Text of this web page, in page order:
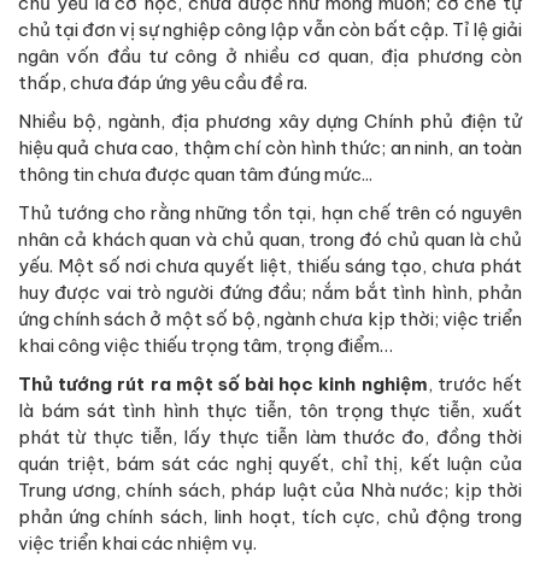
chủ tại đơn vị sự nghiệp công lập vẫn còn bất cập. Tỉ lệ giải
ngân vốn đầu tư công ở nhiều cơ quan, địa phương còn
thấp, chưa đáp ứng yêu cầu đề ra.
Nhiều bộ, ngành, địa phương xây dựng Chính phủ điện tử
hiệu quả chưa cao, thậm chí còn hình thức; an ninh, an toàn
thông tin chưa được quan tâm đúng mức...
Thủ tướng cho rằng những tồn tại, hạn chế trên có nguyên
nhân cả khách quan và chủ quan, trong đó chủ quan là chủ
yếu. Một số nơi chưa quyết liệt, thiếu sáng tạo, chưa phát
huy được vai trò người đứng đầu; nắm bắt tình hình, phản
ứng chính sách ở một số bộ, ngành chưa kịp thời; việc triển
khai công việc thiếu trọng tâm, trọng điểm…
Thủ tướng rút ra một số bài học kinh nghiệm, trước hết
là bám sát tình hình thực tiễn, tôn trọng thực tiễn, xuất
phát từ thực tiễn, lấy thực tiễn làm thước đo, đồng thời
quán triệt, bám sát các nghị quyết, chỉ thị, kết luận của
Trung ương, chính sách, pháp luật của Nhà nước; kịp thời
phản ứng chính sách, linh hoạt, tích cực, chủ động trong
việc triển khai các nhiệm vụ.